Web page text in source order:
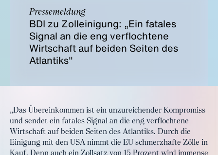
Pressemeldung
BDI zu Zolleinigung: „Ein fatales
Signal an die eng verflochtene
Wirtschaft auf beiden Seiten des
Atlantiks"
„Das Übereinkommen ist ein unzureichender Kompromiss
und sendet ein fatales Signal an die eng verflochtene
Wirtschaft auf beiden Seiten des Atlantiks. Durch die
Einigung mit den USA nimmt die EU schmerzhafte Zölle in